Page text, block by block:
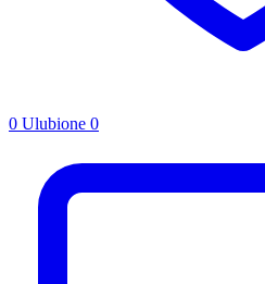
0 Ulubione 0